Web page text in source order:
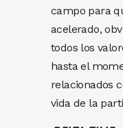
campo para
acelerado,
todos los
hasta el
relacionados
vida de la